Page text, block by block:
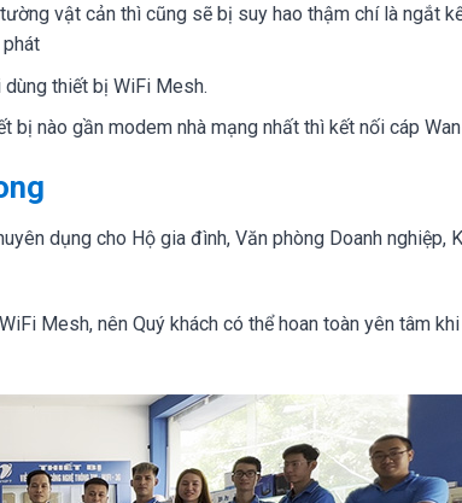
vật cản thì cũng sẽ bị suy hao thậm chí là ngắt
thiết bị WiFi Mesh.
nào gần modem nhà mạng nhất thì kết nối cáp
dụng cho Hộ gia đình, Văn phòng Doanh nghiệp,
Mesh, nên Quý khách có thể hoan toàn yên tâm